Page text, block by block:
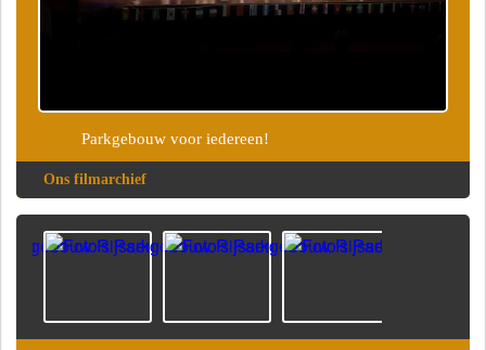
Parkgebouw voor iedereen!
Ons filmarchief